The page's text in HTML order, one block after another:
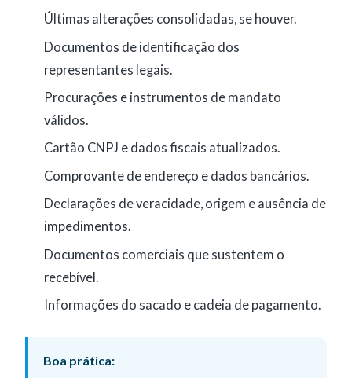
Últimas alterações consolidadas, se houver.
Documentos de identificação dos
representantes legais.
Procurações e instrumentos de mandato
válidos.
Cartão CNPJ e dados fiscais atualizados.
Comprovante de endereço e dados bancários.
Declarações de veracidade, origem e ausência de
impedimentos.
Documentos comerciais que sustentem o
recebível.
Informações do sacado e cadeia de pagamento.
Boa prática: